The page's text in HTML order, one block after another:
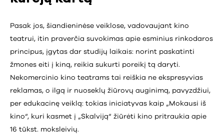
Pasak jos, šiandieninėse veiklose, vadovaujant kino
teatrui, itin praverčia suvokimas apie esminius rinkodaros
principus, įgytas dar studijų laikais: norint paskatinti
žmones eiti į kiną, reikia sukurti poreikį tą daryti.
Nekomercinio kino teatrams tai reiškia ne ekspresyvias
reklamas, o ilgą ir nuoseklų žiūrovų auginimą, pavyzdžiui,
per edukacinę veiklą: tokias iniciatyvas kaip „Mokausi iš
kino“, kuri kasmet į „Skalviją“ žiūrėti kino pritraukia apie
16 tūkst. moksleivių.